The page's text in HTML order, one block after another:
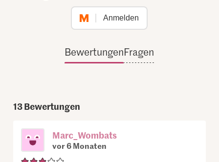
Anmelden
BewertungenFragen
13Bewertungen
Marc_Wombats
vor 6 Monaten